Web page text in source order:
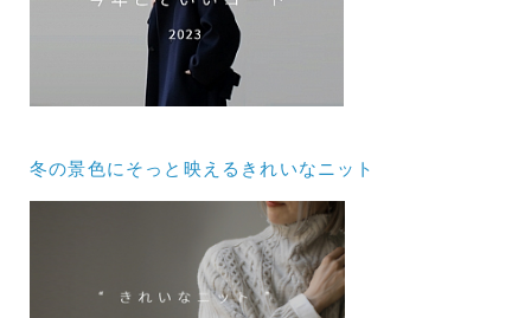
冬の景色にそっと映えるきれいなニット